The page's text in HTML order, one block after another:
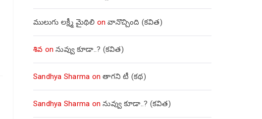
ములుగు లక్ష్మీ మైథిలి onవానొచ్చింది (కవిత)
శివ onనువ్వు కూడా..? (కవిత)
Sandhya Sharma onతాగని టీ (కథ)
Sandhya Sharma onనువ్వు కూడా..? (కవిత)